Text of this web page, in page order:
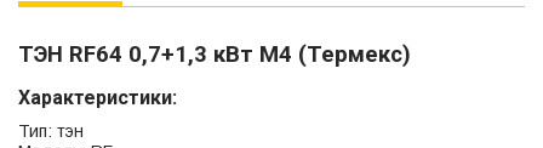
ТЭН RF64 0,7+1,3 кВт М4 (Термекс)
Характеристики:
Тип: тэн